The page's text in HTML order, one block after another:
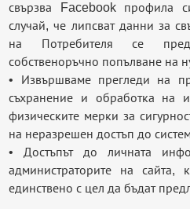
свързва Facebook
случай, че липсват данни за
на Потребителя се
собственоръчно попълване на
• Извършваме прегледи на
съхранение и обработка на
физическите мерки за
на неразрешен достъп до
• Достъпът до личната
администраторите на
единствено с цел да бъдат